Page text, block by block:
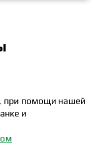
при помощи нашей
и